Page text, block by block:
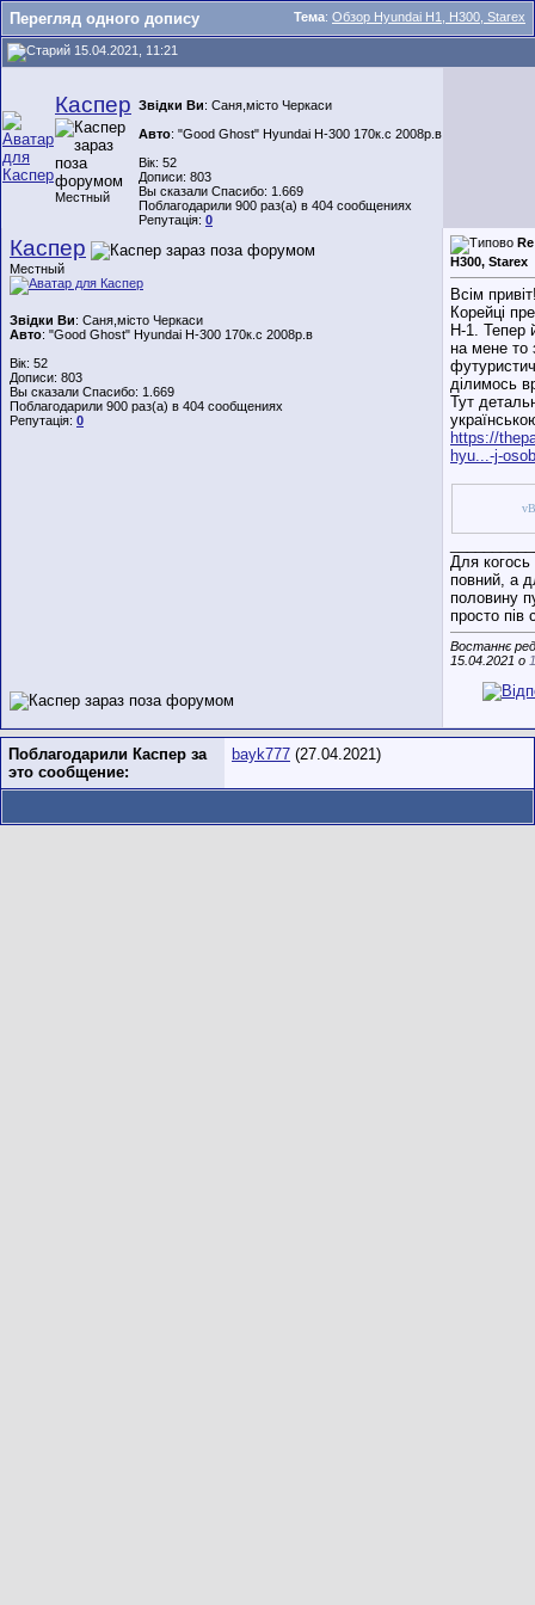
Тема: Обзор Hyundai H1, H300, Starex
Перегляд одного допису
15.04.2021, 11:21
Каспер
Местный
Звідки Ви: Саня,місто Черкаси
Авто: "Good Ghost" Hyundai H-300 170к.с 2008р.в
Вік: 52
Дописи: 803
Вы сказали Спасибо: 1.669
Поблагодарили 900 раз(а) в 404 сообщениях
Репутація: 0
Каспер
Местный
Звідки Ви: Саня,місто Черкаси
Авто: "Good Ghost" Hyundai H-300 170к.с 2008р.в
Вік: 52
Дописи: 803
Вы сказали Спасибо: 1.669
Поблагодарили 900 раз(а) в 404 сообщениях
Репутація: 0
H300, Starex
Всім
Корейці
Н-1. Тепер
на мене то
ділимось
Тут
https://
hyu...-j-
Для когось
повний, а
половину
просто пів
Востаннє
15.04.2021 о
Поблагодарили Каспер за
это сообщение:
bayk777 (27.04.2021)